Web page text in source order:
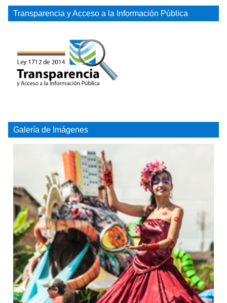
Transparencia y Acceso a la Información Pública
Galería de Imágenes